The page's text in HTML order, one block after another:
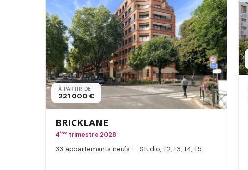
À PARTIR DE
221 000 €
BRICKLANE
4ème trimestre 2028
33 appartements neufs — Studio, T2, T3, T4, T5